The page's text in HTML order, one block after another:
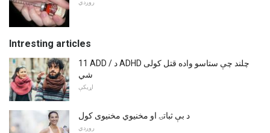
روږدي
Intresting articles
11 ADD / د ADHD چلند چې ستاسو واده قتل کولی
شي
اړیکې
د بې ثباتۍ او مخنیوي مخنیوی کول
روږدي